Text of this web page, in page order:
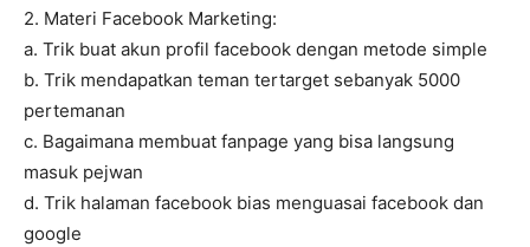
2. Materi Facebook Marketing:
a. Trik buat akun profil facebook dengan metode simple
b. Trik mendapatkan teman tertarget sebanyak 5000
pertemanan
c. Bagaimana membuat fanpage yang bisa langsung
masuk pejwan
d. Trik halaman facebook bias menguasai facebook dan
google